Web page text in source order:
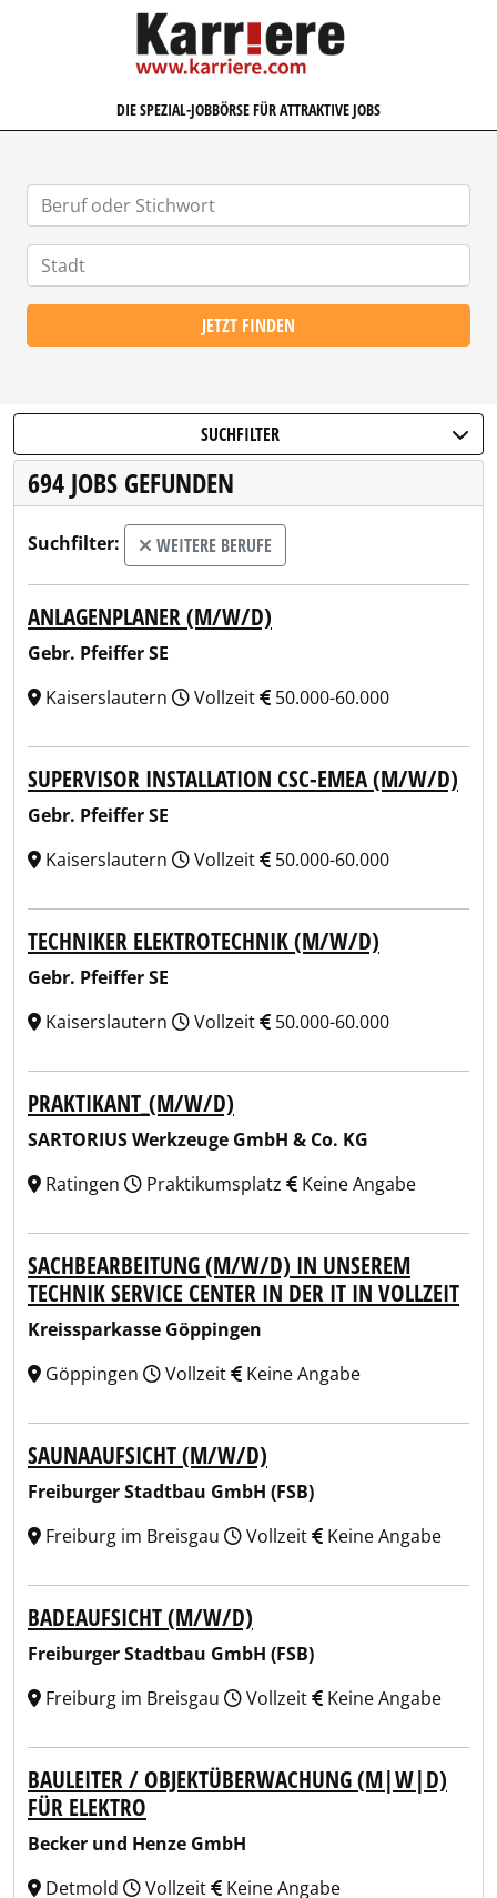
KARRIERE.COM
DIE SPEZIAL-JOBBÖRSE FÜR ATTRAKTIVE JOBS
JETZT FINDEN
SUCHFILTER
694 JOBS GEFUNDEN
Suchfilter: WEITERE BERUFE
ANLAGENPLANER (M/W/D)
Gebr. Pfeiffer SE
Kaiserslautern
Vollzeit 50.000-60.000
SUPERVISOR INSTALLATION CSC-EMEA (M/W/D)
Gebr. Pfeiffer SE
Kaiserslautern
Vollzeit 50.000-60.000
TECHNIKER ELEKTROTECHNIK (M/W/D)
Gebr. Pfeiffer SE
Kaiserslautern
Vollzeit 50.000-60.000
PRAKTIKANT_(M/W/D)
SARTORIUS Werkzeuge GmbH & Co. KG
Ratingen
Praktikumsplatz Keine Angabe
SACHBEARBEITUNG (M/W/D) IN UNSEREM
TECHNIK SERVICE CENTER IN DER IT IN VOLLZEIT
Kreissparkasse Göppingen
Göppingen
Vollzeit Keine Angabe
SAUNAAUFSICHT (M/W/D)
Freiburger Stadtbau GmbH (FSB)
Freiburg im Breisgau
Vollzeit Keine Angabe
BADEAUFSICHT (M/W/D)
Freiburger Stadtbau GmbH (FSB)
Freiburg im Breisgau
Vollzeit Keine Angabe
BAULEITER / OBJEKTÜBERWACHUNG (M|W|D)
FÜR ELEKTRO
Becker und Henze GmbH
Detmold
Vollzeit Keine Angabe